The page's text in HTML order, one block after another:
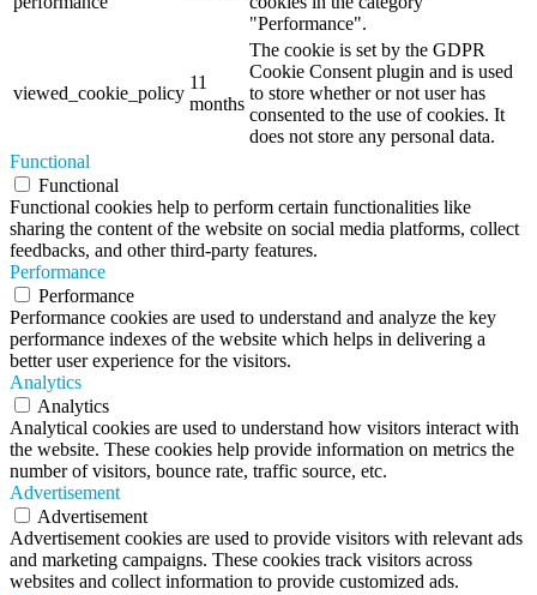
"Performance".
viewed_cookie_policy
11
months
The cookie is set by the GDPR
Cookie Consent plugin and is used
to store whether or not user has
consented to the use of cookies. It
does not store any personal data.
Functional
Functional
Functional cookies help to perform certain functionalities like
sharing the content of the website on social media platforms, collect
feedbacks, and other third-party features.
Performance
Performance
Performance cookies are used to understand and analyze the key
performance indexes of the website which helps in delivering a
better user experience for the visitors.
Analytics
Analytics
Analytical cookies are used to understand how visitors interact with
the website. These cookies help provide information on metrics the
number of visitors, bounce rate, traffic source, etc.
Advertisement
Advertisement
Advertisement cookies are used to provide visitors with relevant ads
and marketing campaigns. These cookies track visitors across
websites and collect information to provide customized ads.